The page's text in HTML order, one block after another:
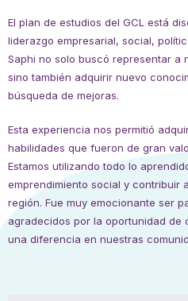
El plan de estudios del GCL está
liderazgo empresarial, social,
Saphi no solo buscó representar a
sino también adquirir nuevo
búsqueda de mejoras.
Esta experiencia nos permitió
habilidades que fueron de gran
Estamos utilizando todo lo
emprendimiento social y contribuir
región. Fue muy emocionante ser
agradecidos por la oportunidad de
una diferencia en nuestras